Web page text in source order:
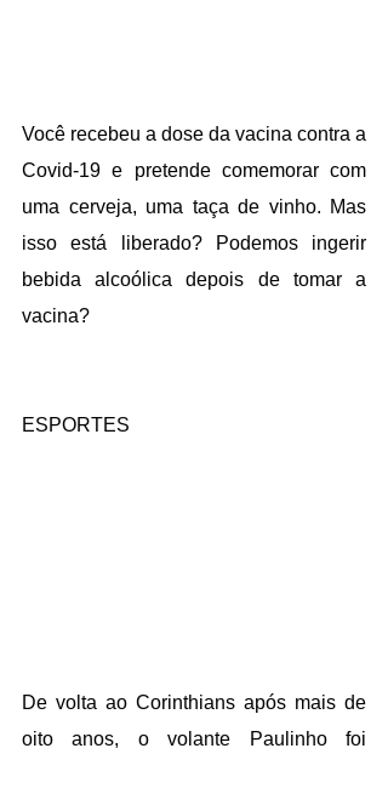
Você recebeu a dose da vacina contra a
Covid-19 e pretende comemorar com
uma cerveja, uma taça de vinho. Mas
isso está liberado? Podemos ingerir
bebida alcoólica depois de tomar a
vacina?
ESPORTES
De volta ao Corinthians após mais de
oito anos, o volante Paulinho foi